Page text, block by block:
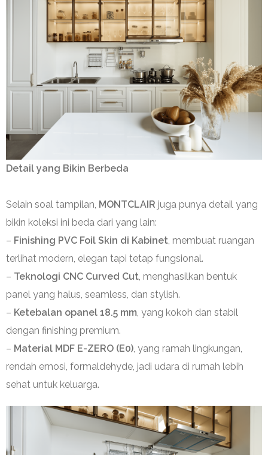
Detail yang Bikin Berbeda
Selain soal tampilan, MONTCLAIR juga punya detail yang
bikin koleksi ini beda dari yang lain:
– Finishing PVC Foil Skin di Kabinet, membuat ruangan
terlihat modern, elegan tapi tetap fungsional.
– Teknologi CNC Curved Cut, menghasilkan bentuk
panel yang halus, seamless, dan stylish.
– Ketebalan opanel 18.5 mm, yang kokoh dan stabil
dengan finishing premium.
– Material MDF E-ZERO (E0), yang ramah lingkungan,
rendah emosi, formaldehyde, jadi udara di rumah lebih
sehat untuk keluarga.